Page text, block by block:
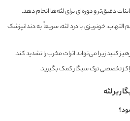
دقیق‌تر و دوره‌ای برای لثه‌ها انجام دهد.
خونریزی یا درد لثه، سریعاً به دندانپزشک
کنید زیرا می‌تواند اثرات مخرب را تشدید کند.
تخصصی ترک سیگار کمک بگیرید.
بر لثه